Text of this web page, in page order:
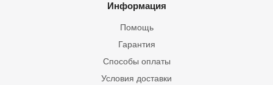
Информация
Помощь
Гарантия
Способы оплаты
Условия доставки